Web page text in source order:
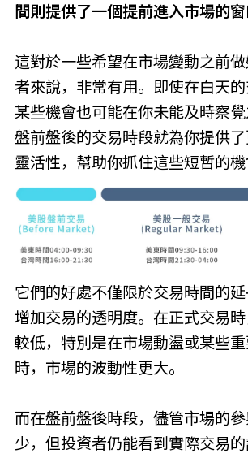
間則提供了一個提前進入市場的窗
這對於一些希望在市場變動之前
者來說，非常有用。即使在白天的
某些機會也可能在你未能及時察
盤前盤後的交易時段就為你提供
靈活性，幫助你抓住這些短暫的機
它們的好處不僅限於交易時間的
增加交易的透明度。在正式交易
較低，特別是在市場動盪或某些
時，市場的波動性更大。
而在盤前盤後時段，儘管市場的
少，但投資者仍能看到實際交易